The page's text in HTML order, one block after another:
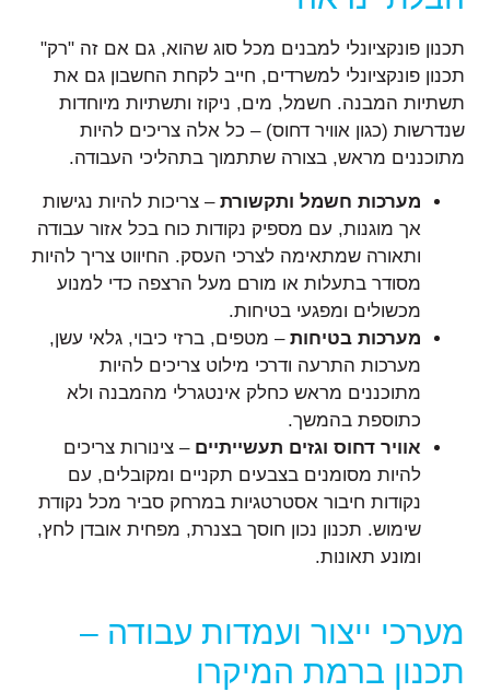
תכנון פונקציונלי למבנים מכל סוג שהוא, גם אם זה "רק"
תכנון פונקציונלי למשרדים, חייב לקחת החשבון גם את
תשתיות המבנה. חשמל, מים, ניקוז ותשתיות מיוחדות
שנדרשות (כגון אוויר דחוס) – כל אלה צריכים להיות
מתוכננים מראש, בצורה שתתמוך בתהליכי העבודה.
מערכות חשמל ותקשורת – צריכות להיות נגישות
אך מוגנות, עם מספיק נקודות כוח בכל אזור עבודה
ותאורה שמתאימה לצרכי העסק. החיווט צריך להיות
מסודר בתעלות או מורם מעל הרצפה כדי למנוע
מכשולים ומפגעי בטיחות.
מערכות בטיחות – מטפים, ברזי כיבוי, גלאי עשן,
מערכות התרעה ודרכי מילוט צריכים להיות
מתוכננים מראש כחלק אינטגרלי מהמבנה ולא
כתוספת בהמשך.
אוויר דחוס וגזים תעשייתיים – צינורות צריכים
להיות מסומנים בצבעים תקניים ומקובלים, עם
נקודות חיבור אסטרטגיות במרחק סביר מכל נקודת
שימוש. תכנון נכון חוסך בצנרת, מפחית אובדן לחץ,
ומונע תאונות.
מערכי ייצור ועמדות עבודה –
תכנון ברמת המיקרו